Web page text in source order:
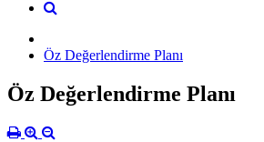
Öz Değerlendirme Planı
Öz Değerlendirme Planı